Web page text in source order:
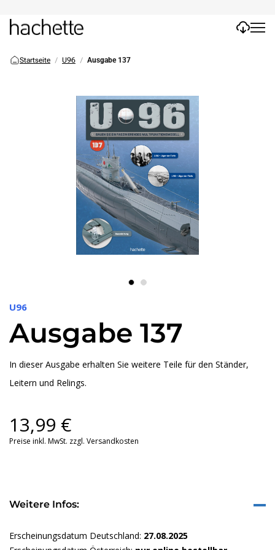
Startseite U96 Ausgabe 137
U96
Ausgabe 137
In dieser Ausgabe erhalten Sie weitere Teile für den Ständer,
Leitern und Relings.
13,99 €
Preise inkl. MwSt. zzgl. Versandkosten
Weitere Infos:
Erscheinungsdatum Deutschland: 27.08.2025